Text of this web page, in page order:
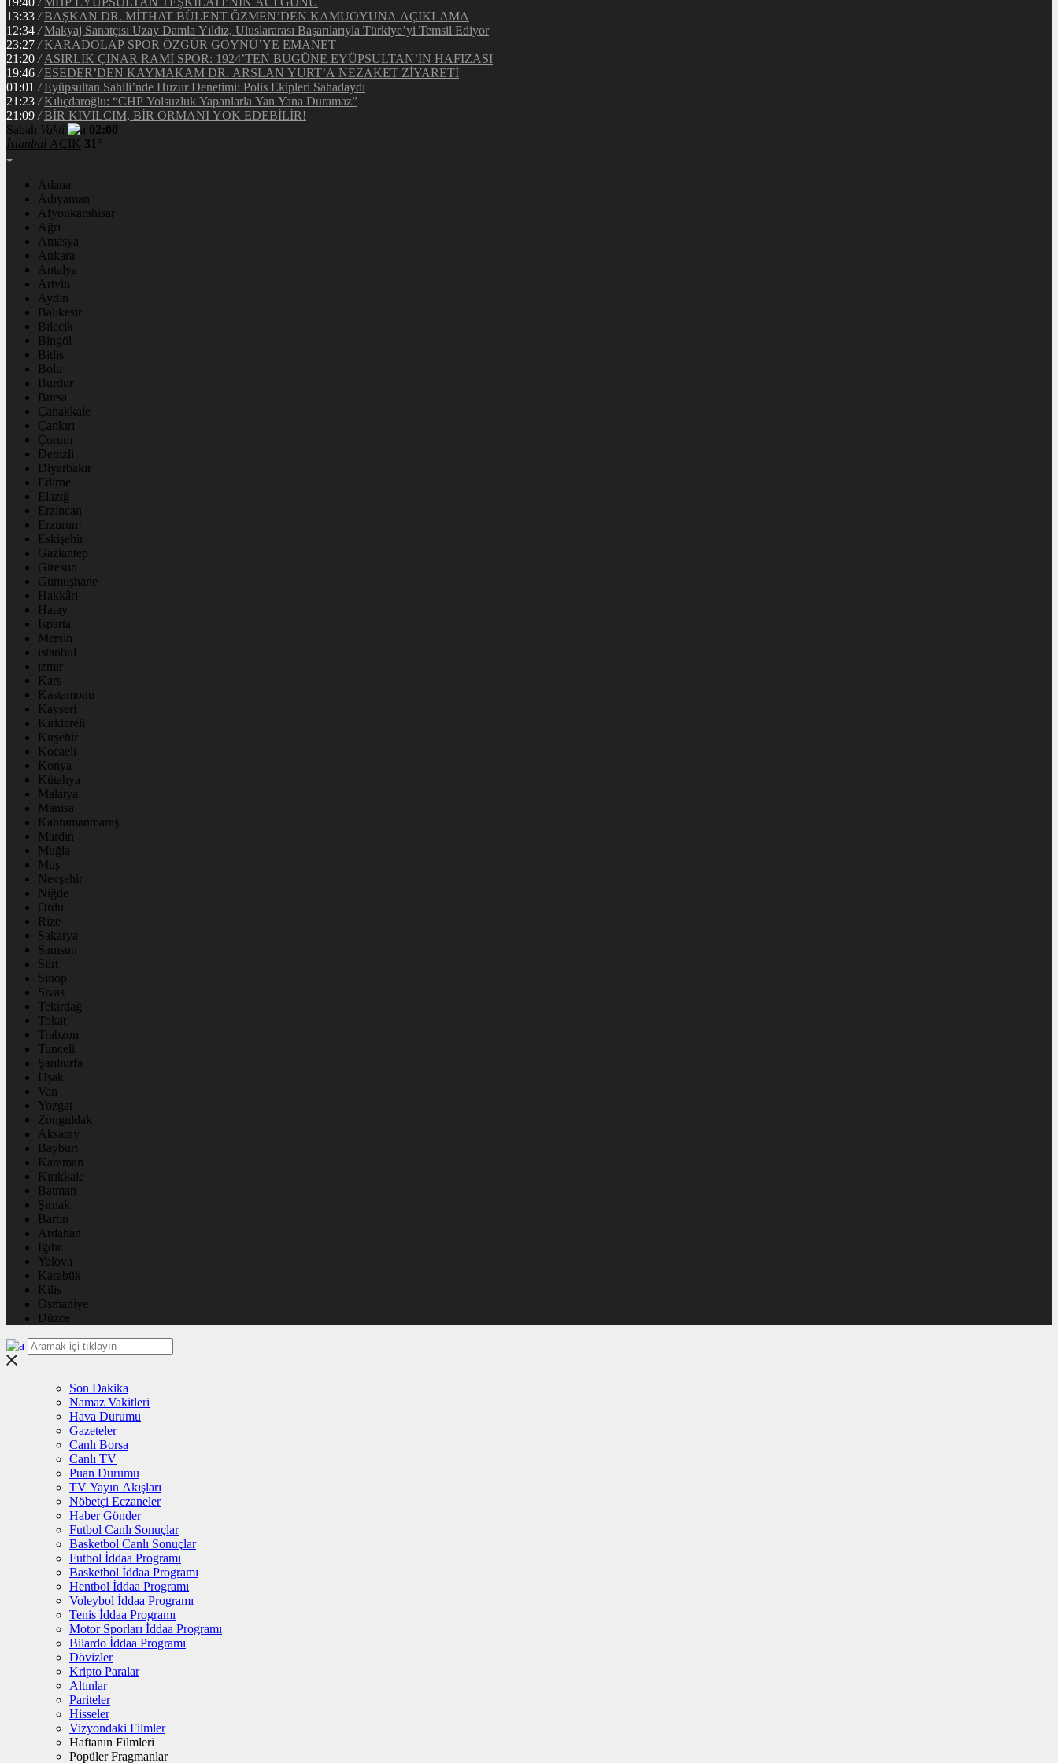
13:33 / BAŞKAN DR. MİTHAT BÜLENT ÖZMEN’DEN KAMUOYUNA AÇIKLAMA
12:34 / Makyaj Sanatçısı Uzay Damla Yıldız, Uluslararası Başarılarıyla Türkiye’yi Temsil Ediyor
23:27 / KARADOLAP SPOR ÖZGÜR GÖYNÜ’YE EMANET
21:20 / ASIRLIK ÇINAR RAMİ SPOR: 1924’TEN BUGÜNE EYÜPSULTAN’IN HAFIZASI
19:46 / ESEDER’DEN KAYMAKAM DR. ARSLAN YURT’A NEZAKET ZİYARETİ
01:01 / Eyüpsultan Sahili’nde Huzur Denetimi: Polis Ekipleri Sahadaydı
21:23 / Kılıçdaroğlu: “CHP Yolsuzluk Yapanlarla Yan Yana Duramaz”
21:09 / BİR KIVILCIM, BİR ORMANI YOK EDEBİLİR!
Sabah Vakti
02:00
İstanbul AÇIK 31°
Adana
Adıyaman
Afyonkarahisar
Ağrı
Amasya
Ankara
Antalya
Artvin
Aydın
Balıkesir
Bilecik
Bingöl
Bitlis
Bolu
Burdur
Bursa
Çanakkale
Çankırı
Çorum
Denizli
Diyarbakır
Edirne
Elazığ
Erzincan
Erzurum
Eskişehir
Gaziantep
Giresun
Gümüşhane
Hakkâri
Hatay
Isparta
Mersin
istanbul
izmir
Kars
Kastamonu
Kayseri
Kırklareli
Kırşehir
Kocaeli
Konya
Kütahya
Malatya
Manisa
Kahramanmaraş
Mardin
Muğla
Muş
Nevşehir
Niğde
Ordu
Rize
Sakarya
Samsun
Siirt
Sinop
Sivas
Tekirdağ
Tokat
Trabzon
Tunceli
Şanlıurfa
Uşak
Van
Yozgat
Zonguldak
Aksaray
Bayburt
Karaman
Kırıkkale
Batman
Şırnak
Bartın
Ardahan
Iğdır
Yalova
Karabük
Kilis
Osmaniye
Düzce
Son Dakika
Namaz Vakitleri
Hava Durumu
Gazeteler
Canlı Borsa
Canlı TV
Puan Durumu
TV Yayın Akışları
Nöbetçi Eczaneler
Haber Gönder
Futbol Canlı Sonuçlar
Basketbol Canlı Sonuçlar
Futbol İddaa Programı
Basketbol İddaa Programı
Hentbol İddaa Programı
Voleybol İddaa Programı
Tenis İddaa Programı
Motor Sporları İddaa Programı
Bilardo İddaa Programı
Dövizler
Kripto Paralar
Altınlar
Pariteler
Hisseler
Vizyondaki Filmler
Haftanın Filmleri
Popüler Fragmanlar